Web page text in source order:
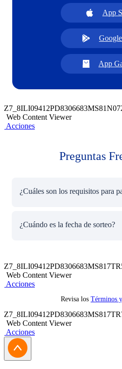
App
App
Web Content Viewer
Acciones
Preguntas
¿Cuáles son los requisitos para
Token digital para así registrarte
¿Cuándo es la fecha de sorteo?
Web Content Viewer
Acciones
Revisa los Términos
Web Content Viewer
Acciones